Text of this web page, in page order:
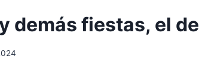
demás fiestas, el